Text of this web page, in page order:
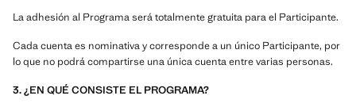
La adhesión al Programa será totalmente gratuita para el Participante.
Cada cuenta es nominativa y corresponde a un único Participante, por
lo que no podrá compartirse una única cuenta entre varias personas.
3. ¿EN QUÉ CONSISTE EL PROGRAMA?